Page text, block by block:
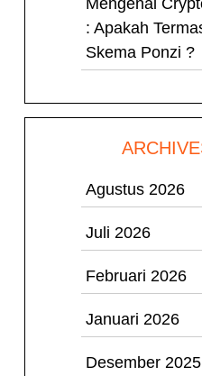
Mengenal
: Apakah
Skema Ponzi ?
Agustus 2026
Juli 2026
Februari 2026
Januari 2026
Desember 2025